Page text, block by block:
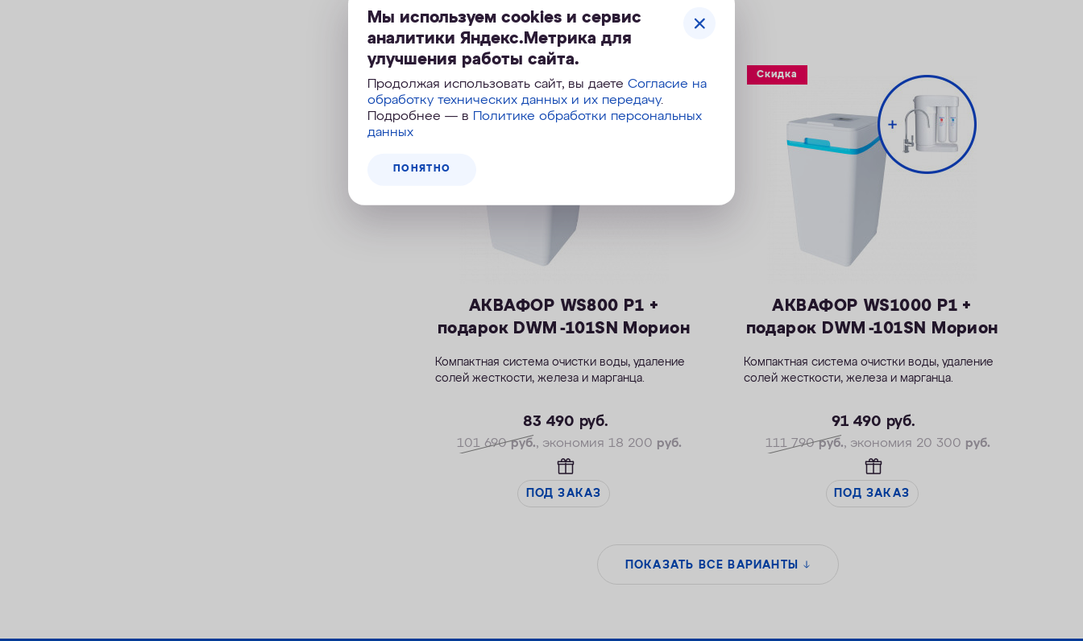
—Максимальная удаляемая концентрация
растворенного марганца — 3 мг/л
—Объем воды/соли на регенерацию от 66
л/1,0 кг
— Размеры 322 х 432 х 554 мм
АКВАФОР WS800 P1 +
подарок DWM -101SN Морион
Компактная система очистки воды, удаление
солей жесткости, железа и марганца.
— Максимальная удаляемая жесткость — 28
мг-экв/л
железа — 12 мг/л
— Максимальная удаляемая концентрация
— Объем воды/соли на регенерацию от 43
— Удаляет сероводород до 1 мг/л
83 490 руб.
101 690руб., экономия 18 200 руб.
ПОД ЗАКАЗ
Скидка
АКВАФОР WS1000 P1 +
подарок DWM -101SN Морион
Компактная система очистки воды, удаление
солей жесткости, железа и марганца.
— Максимальная удаляемая жесткость — 34
мг-экв/л
железа — 14 мг/л
— Максимальная удаляемая концентрация
— Объем воды/соли на регенерацию от 70
литров / 1,4 кг
— Удаляет сероводород до 1 мг/л
91 490 руб.
111 790руб., экономия 20 300 руб.
ПОД ЗАКАЗ
ПОКАЗАТЬ ВСЕ ВАРИАНТЫ
Мы используем cookies и сервис
аналитики Яндекс.Метрика для
улучшения работы сайта.
Продолжая использовать сайт, вы даете Согласие на
обработку технических данных и их передачу.
Подробнее — в Политике обработки персональных
данных
ПОНЯТНО